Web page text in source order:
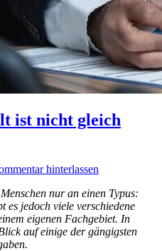
ist nicht gleich
hinterlassen
nur an einen Typus:
es jedoch viele verschiedene
eigenen Fachgebiet. In
auf einige der gängigsten